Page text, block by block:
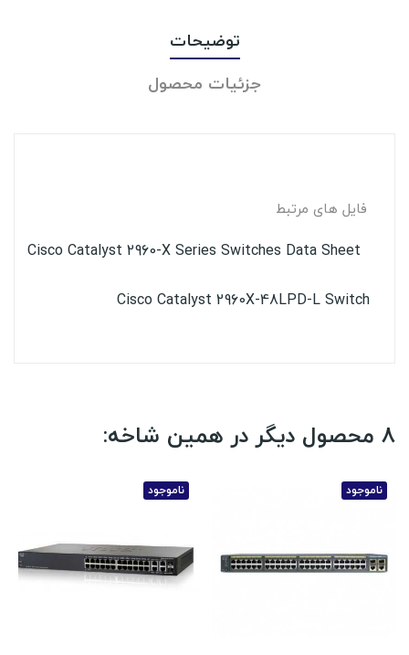
توضیحات
جزئیات محصول
فایل های مرتبط
Cisco Catalyst 2960-X Series Switches Data Sheet
Cisco Catalyst 2960X-48LPD-L Switch
8 محصول دیگر در همین شاخه:
ناموجود ناموجود